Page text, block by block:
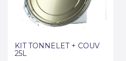
KIT TONNELET + COUV
25L